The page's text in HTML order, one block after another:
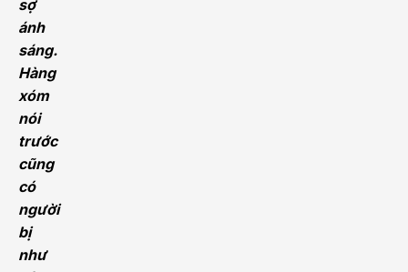
sợ
ánh
sáng.
Hàng
xóm
nói
trước
cũng
có
người
bị
như